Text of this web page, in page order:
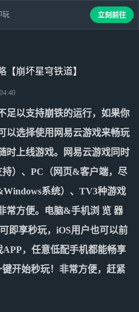
【崩坏星穹铁道】
足以支持崩铁的运行，如果你
以选择使用网易云游戏来畅玩
时上线游戏。网易云游戏同时
）、PC（网页&客户端，尽
系统）、TV3种游戏
常方便。电脑&手机浏 览 器
即享秒玩，iOS用户也可以前
，任意低配手机都能畅享
开始秒玩！非常方便，赶紧
玩 立刻前往